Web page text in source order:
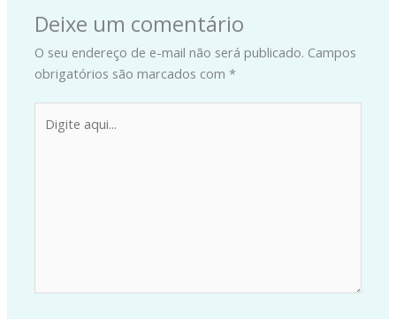
Deixe um comentário
O seu endereço de e-mail não será publicado. Campos
obrigatórios são marcados com*
aqui...